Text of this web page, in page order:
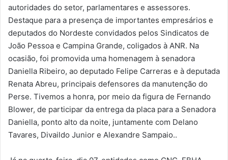
autoridades do setor, parlamentares e assessores.
Destaque para a presença de importantes empresários e
deputados do Nordeste convidados pelos Sindicatos de
João Pessoa e Campina Grande, coligados à ANR. Na
ocasião, foi promovida uma homenagem à senadora
Daniella Ribeiro, ao deputado Felipe Carreras e à deputada
Renata Abreu, principais defensores da manutenção do
Perse. Tivemos a honra, por meio da figura de Fernando
Blower, de participar da entrega da placa para a Senadora
Daniella, ponto alto da noite, juntamente com Delano
Tavares, Divaildo Junior e Alexandre Sampaio..